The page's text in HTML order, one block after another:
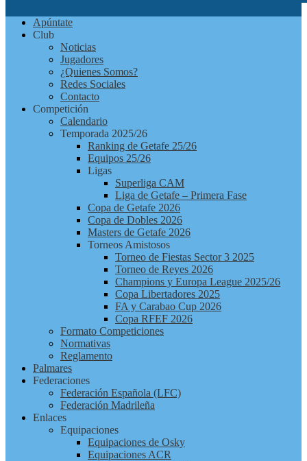
GetafeApúntate
Club
Noticias
Jugadores
¿Quienes Somos?
Redes Sociales
Contacto
Competición
Calendario
Temporada 2025/26
Ranking de Getafe 25/26
Equipos 25/26
Ligas
Superliga CAM
Liga de Getafe – Primera Fase
Copa de Getafe 2026
Copa de Dobles 2026
Masters de Getafe 2026
Torneos Amistosos
Torneo de Fiestas Sector 3 2025
Torneo de Reyes 2026
Champions y Europa League 2025/26
Copa Libertadores 2025
FA y Carabao Cup 2026
Copa RFEF 2026
Formato Competiciones
Normativas
Reglamento
Palmares
Federaciones
Federación Española (LFC)
Federación Madrileña
Enlaces
Equipaciones
Equipaciones de Osky
Equipaciones ACR